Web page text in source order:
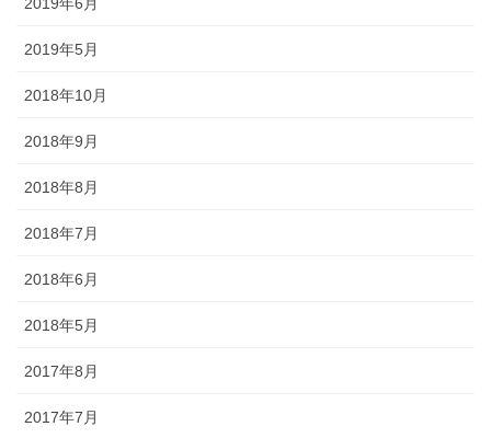
2019年5月
2018年10月
2018年9月
2018年8月
2018年7月
2018年6月
2018年5月
2017年8月
2017年7月